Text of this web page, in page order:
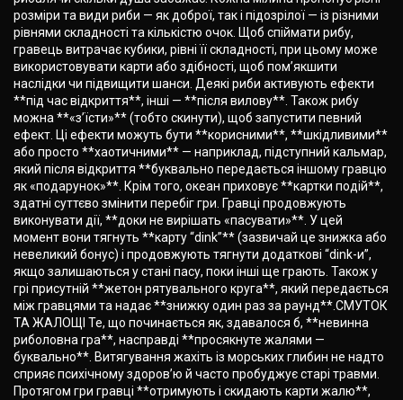
розміри та види риби — як доброї, так і підозрілої — із різними
рівнями складності та кількістю очок. Щоб спіймати рибу,
гравець витрачає кубики, рівні її складності, при цьому може
використовувати карти або здібності, щоб пом’якшити
наслідки чи підвищити шанси. Деякі риби активують ефекти
**під час відкриття**, інші — **після вилову**. Також рибу
можна **«з’їсти»** (тобто скинути), щоб запустити певний
ефект. Ці ефекти можуть бути **корисними**, **шкідливими**
або просто **хаотичними** — наприклад, підступний кальмар,
який після відкриття **буквально передається іншому гравцю
як «подарунок»**. Крім того, океан приховує **картки подій**,
здатні суттєво змінити перебіг гри. Гравці продовжують
виконувати дії, **доки не вирішать «пасувати»**. У цей
момент вони тягнуть **карту “dink”** (зазвичай це знижка або
невеликий бонус) і продовжують тягнути додаткові “dink-и”,
якщо залишаються у стані пасу, поки інші ще грають. Також у
грі присутній **жетон рятувального круга**, який передається
між гравцями та надає **знижку один раз за раунд**.СМУТОК
ТА ЖАЛОЩІ Те, що починається як, здавалося б, **невинна
риболовна гра**, насправді **просякнуте жалями —
буквально**. Витягування жахіть із морських глибин не надто
сприяє психічному здоров’ю й часто пробуджує старі травми.
Протягом гри гравці **отримують і скидають карти жалю**,